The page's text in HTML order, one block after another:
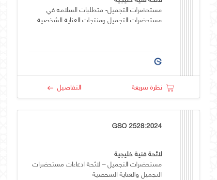
مستحضرات التجميل- متطلبات السلامة في
مستحضرات التجميل ومنتجات العناية الشخصية
نظرة سريعة التفاصيل
GSO 2528:2024
لائحة فنية خليجية
مستحضرات التجميل – لائحة ادعاءات مستحضرات
التجميل والعناية الشخصية